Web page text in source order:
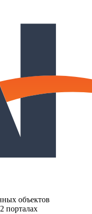
объектов
порталах